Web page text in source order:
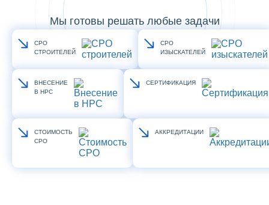
Мы готовы решать любые задачи
СРО
СТРОИТЕЛЕЙ
СРО
ИЗЫСКАТЕЛЕЙ
ВНЕСЕНИЕ
В НРС
СЕРТИФИКАЦИЯ
СТОИМОСТЬ
СРО
АККРЕДИТАЦИИ